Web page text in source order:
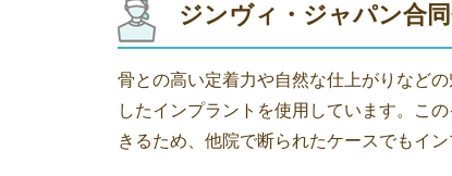
ジンヴィ・ジャパン合
骨との高い定着力や自然な仕上がりなど
したインプラントを使用しています。こ
きるため、他院で断られたケースでもイ